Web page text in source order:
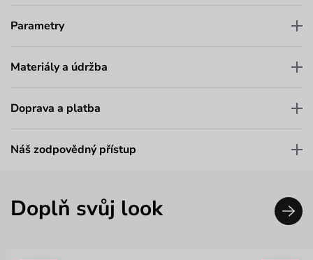
Parametry
Materiály a údržba
Doprava a platba
Náš zodpovědný přístup
Doplň svůj look